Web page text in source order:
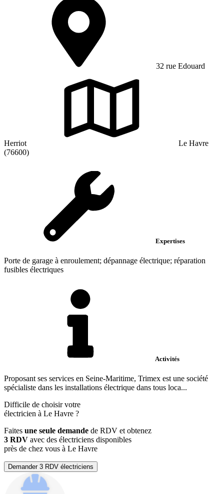
32 rue Edouard
Herriot
Le Havre
(76600)
Expertises
Porte de garage à enroulement; dépannage électrique; réparation
fusibles électriques
Activités
Proposant ses services en Seine-Maritime, Trimex est une société
spécialiste dans les installations électrique dans tous loca...
Difficile de choisir votre
électricien à Le Havre ?
Faites une seule demande de RDV et obtenez
3 RDV avec des électriciens disponibles
près de chez vous à Le Havre
Demander 3 RDV électriciens